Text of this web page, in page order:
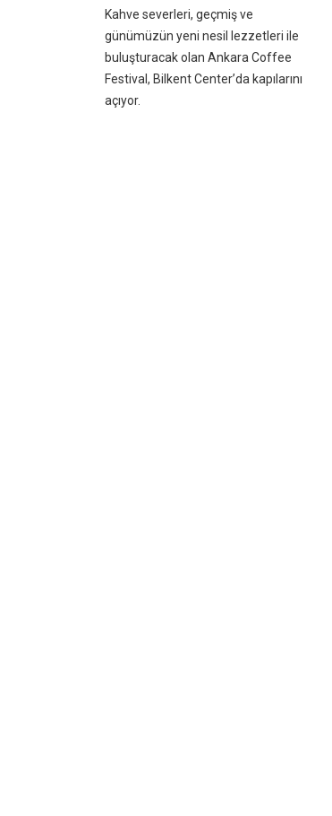
Kahve severleri, geçmiş ve
günümüzün yeni nesil lezzetleri ile
buluşturacak olan Ankara Coffee
Festival, Bilkent Center’da kapılarını
açıyor.